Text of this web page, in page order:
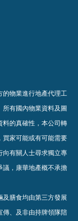
的物業進行地產代理工
所有國內物業資料及圖
料的真確性 ， 本公司轉
買家可能或有可能需要
向有關人士尋求獨立專
議，康華地產概不承擔
及膳食均由第三方發展
傳、及非由持牌領隊陪